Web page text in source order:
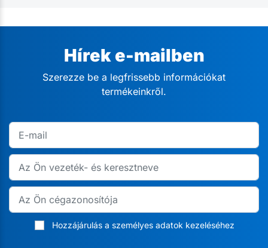
Hírek e-mailben
Szerezze be a legfrissebb információkat
termékeinkről.
Hozzájárulás a személyes adatok kezeléséhez